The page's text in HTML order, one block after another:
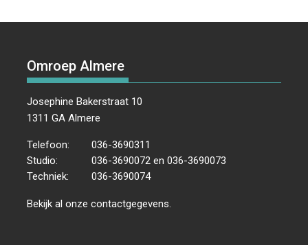
Omroep Almere
Josephine Bakerstraat 10
1311 GA Almere
Telefoon:
036-3690311
Studio:
036-3690072 en 036-3690073
Techniek:
036-3690074
Bekijk al onzecontactgegevens